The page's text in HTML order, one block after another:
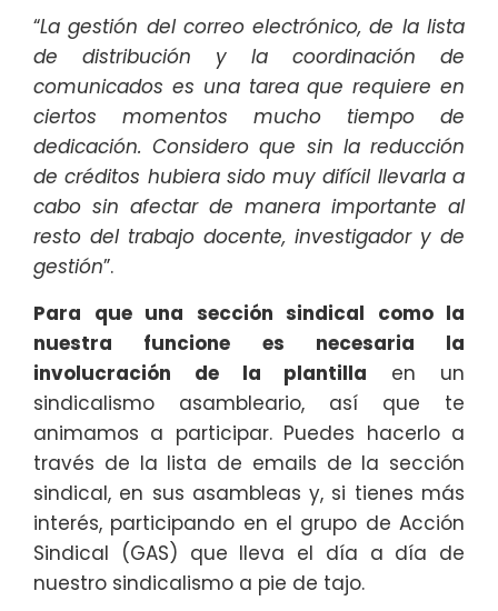
“La gestión del correo electrónico, de la lista
de distribución y la coordinación de
comunicados es una tarea que requiere en
ciertos momentos mucho tiempo de
dedicación. Considero que sin la reducción
de créditos hubiera sido muy difícil llevarla a
cabo sin afectar de manera importante al
resto del trabajo docente, investigador y de
gestión”.
Para que una sección sindical como la
nuestra funcione es necesaria la
involucración de la plantilla en un
sindicalismo asambleario, así que te
animamos a participar. Puedes hacerlo a
través de la lista de emails de la sección
sindical, en sus asambleas y, si tienes más
interés, participando en el grupo de Acción
Sindical (GAS) que lleva el día a día de
nuestro sindicalismo a pie de tajo.